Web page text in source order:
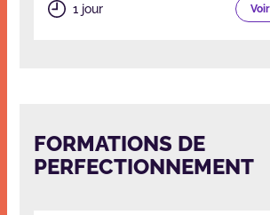
1 jour
FORMATIONS DE
PERFECTIONNEMENT